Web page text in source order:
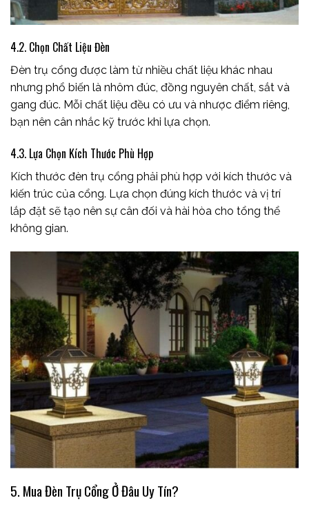
4.2. Chọn Chất Liệu Đèn
Đèn trụ cổng được làm từ nhiều chất liệu khác nhau
nhưng phổ biến là nhôm đúc, đồng nguyên chất, sắt và
gang đúc. Mỗi chất liệu đều có ưu và nhược điểm riêng,
bạn nên cân nhắc kỹ trước khi lựa chọn.
4.3. Lựa Chọn Kích Thước Phù Hợp
Kích thước đèn trụ cổng phải phù hợp với kích thước và
kiến trúc của cổng. Lựa chọn đúng kích thước và vị trí
lắp đặt sẽ tạo nên sự cân đối và hài hòa cho tổng thể
không gian.
5. Mua Đèn Trụ Cổng Ở Đâu Uy Tín?